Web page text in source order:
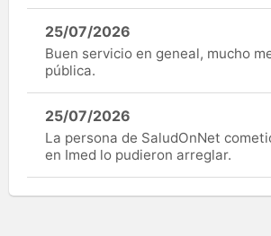
25/07/2026
Buen servicio en geneal, mucho
pública.
25/07/2026
La persona de SaludOnNet
en Imed lo pudieron arreglar.